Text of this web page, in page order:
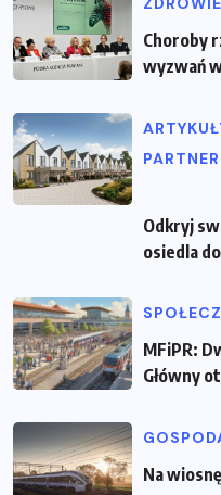
Choroby
wyzwań
Odkryj
osiedla
MFiPR:
Główny
Na